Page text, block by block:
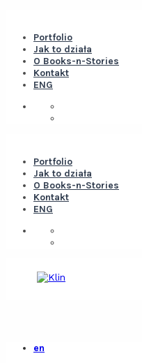
Portfolio
Jak to działa
O Books-n-Stories
Kontakt
ENG
Portfolio
Jak to działa
O Books-n-Stories
Kontakt
ENG
en